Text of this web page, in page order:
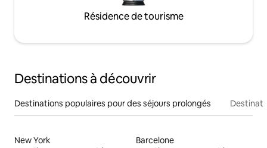
Résidence de tourisme
Destinations à découvrir
Destinations populaires pour des séjours prolongés
New York
Barcelone